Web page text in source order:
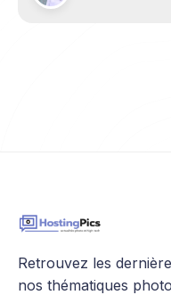
métros bondés ou
Retrouvez les
nos thématiques